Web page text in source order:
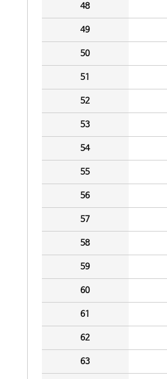
48
49
50
51
52
53
54
55
56
57
58
59
60
61
62
63